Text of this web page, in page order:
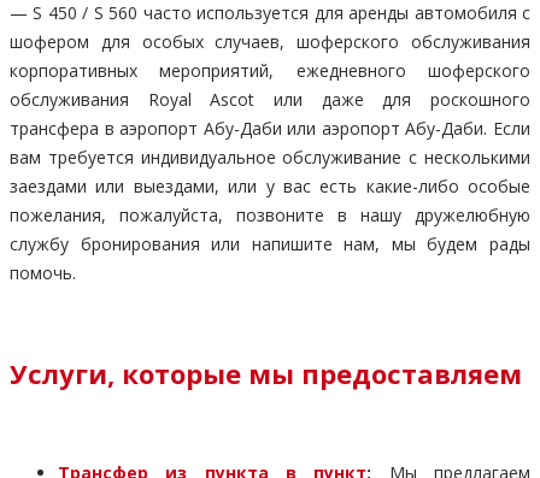
— S 450 / S 560 часто используется для аренды автомобиля с
шофером для особых случаев, шоферского обслуживания
корпоративных мероприятий, ежедневного шоферского
обслуживания Royal Ascot или даже для роскошного
трансфера в аэропорт Абу-Даби или аэропорт Абу-Даби. Если
вам требуется индивидуальное обслуживание с несколькими
заездами или выездами, или у вас есть какие-либо особые
пожелания, пожалуйста, позвоните в нашу дружелюбную
службу бронирования или напишите нам, мы будем рады
помочь.
Услуги, которые мы предоставляем
Трансфер из пункта в пункт: Мы предлагаем